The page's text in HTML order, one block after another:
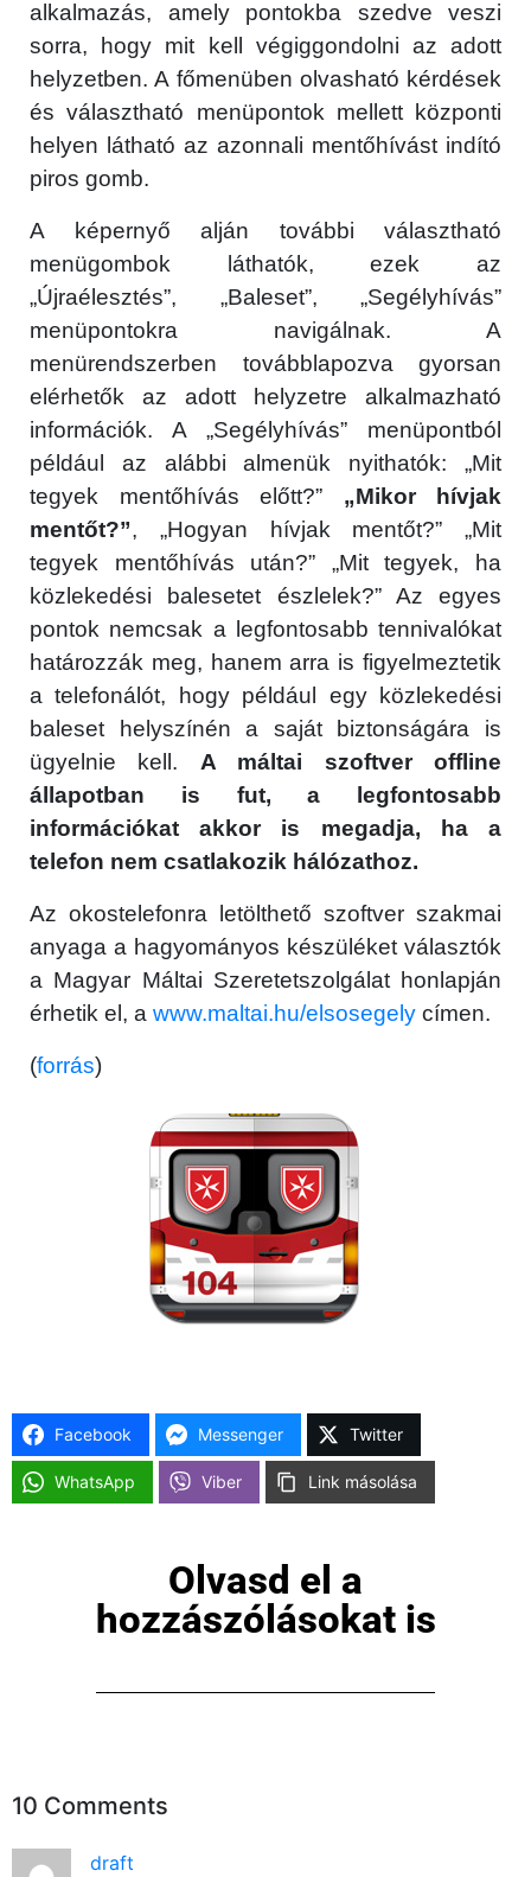
alkalmazás, amely pontokba szedve veszi
sorra, hogy mit kell végiggondolni az adott
helyzetben. A főmenüben olvasható kérdések
és választható menüpontok mellett központi
helyen látható az azonnali mentőhívást indító
piros gomb.
A képernyő alján további választható
menügombok láthatók, ezek az
„Újraélesztés”, „Baleset”, „Segélyhívás”
menüpontokra navigálnak. A
menürendszerben továbblapozva gyorsan
elérhetők az adott helyzetre alkalmazható
információk. A „Segélyhívás” menüpontból
például az alábbi almenük nyithatók: „Mit
tegyek mentőhívás előtt?” „Mikor hívjak
mentőt?”, „Hogyan hívjak mentőt?” „Mit
tegyek mentőhívás után?” „Mit tegyek, ha
közlekedési balesetet észlelek?” Az egyes
pontok nemcsak a legfontosabb tennivalókat
határozzák meg, hanem arra is figyelmeztetik
a telefonálót, hogy például egy közlekedési
baleset helyszínén a saját biztonságára is
ügyelnie kell. A máltai szoftver offline
állapotban is fut, a legfontosabb
információkat akkor is megadja, ha a
telefon nem csatlakozik hálózathoz.
Az okostelefonra letölthető szoftver szakmai
anyaga a hagyományos készüléket választók
a Magyar Máltai Szeretetszolgálat honlapján
érhetik el, a www.maltai.hu/elsosegely címen.
(forrás)
Facebook Messenger Twitter
WhatsApp Viber Link másolása
Olvasd el a
hozzászólásokat is
10 Comments
draft